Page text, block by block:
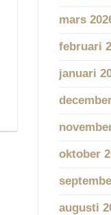
mars
februari
januari
oktober
augusti